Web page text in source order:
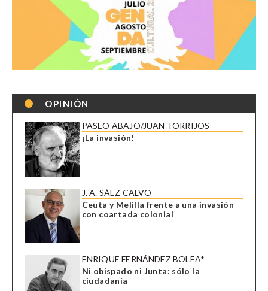
OPINIÓN
PASEO ABAJO/JUAN TORRIJOS
¡La invasión!
J. A. SÁEZ CALVO
Ceuta y Melilla frente a una invasión
con coartada colonial
ENRIQUE FERNÁNDEZ BOLEA*
Ni obispado ni Junta: sólo la
ciudadanía